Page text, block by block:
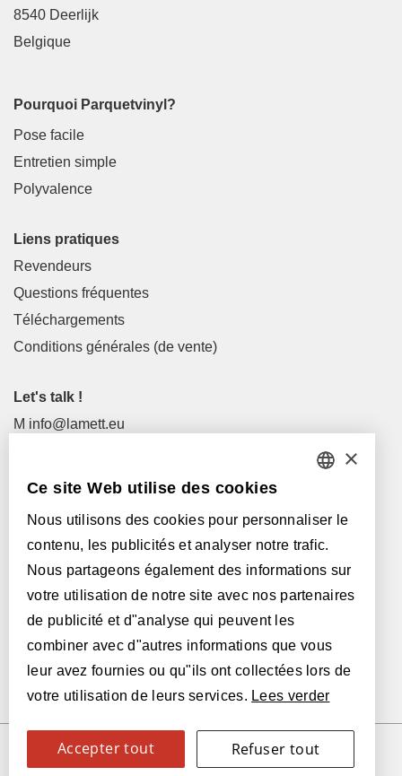
8540 Deerlijk
Belgique
Pourquoi Parquetvinyl?
Pose facile
Entretien simple
Polyvalence
Liens pratiques
Revendeurs
Questions fréquentes
Téléchargements
Conditions générales (de vente)
Let's talk !
M info@lamett.eu
Visitez-nous !
Revendeurs
Avec le soutien de:
© 2026 Parquetvinyl
ENGLISH
GERMAN
×
Ce site Web utilise des cookies
Nous utilisons des cookies pour personnaliser le
contenu, les publicités et analyser notre trafic.
Nous partageons également des informations sur
votre utilisation de notre site avec nos partenaires
de publicité et d"analyse qui peuvent les
combiner avec d"autres informations que vous
leur avez fournies ou qu"ils ont collectées lors de
votre utilisation de leurs services. Lees verder
Accepter tout Refuser tout